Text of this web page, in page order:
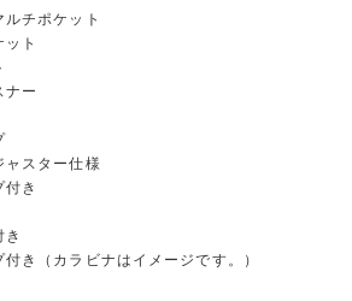
ルチポケット
ト
ナー
ャスター仕様
付き
き
付き（カラビナはイメージです。）